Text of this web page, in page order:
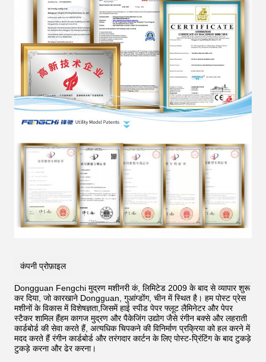
कंपनी प्रोफ़ाइल
Dongguan Fengchi मुद्रण मशीनरी कं, लिमिटेड 2009 के बाद से व्यापार शुरू
कर दिया, जो कारखाने Dongguan, गुआंग्डोंग, चीन में स्थित है। हम पोस्ट प्रेस
मशीनों के विकास में विशेषज्ञता,जिसमें हाई स्पीड पेपर फ्लूट लैमिनेटर और पेपर
स्टैकर शामिल हैंहम कागज मुद्रण और पैकेजिंग उद्योग जैसे रंगीन बक्से और लहराती
कार्डबोर्ड की सेवा करते हैं, अत्यधिक चिपकने की विनिर्माण प्रक्रिया को हल करने में
मदद करते हैं रंगीन कार्डबोर्ड और तरंगदार कार्टन के लिए पोस्ट-प्रिंटिंग के बाद टुकड़े
टुकड़े करना और ढेर करना।